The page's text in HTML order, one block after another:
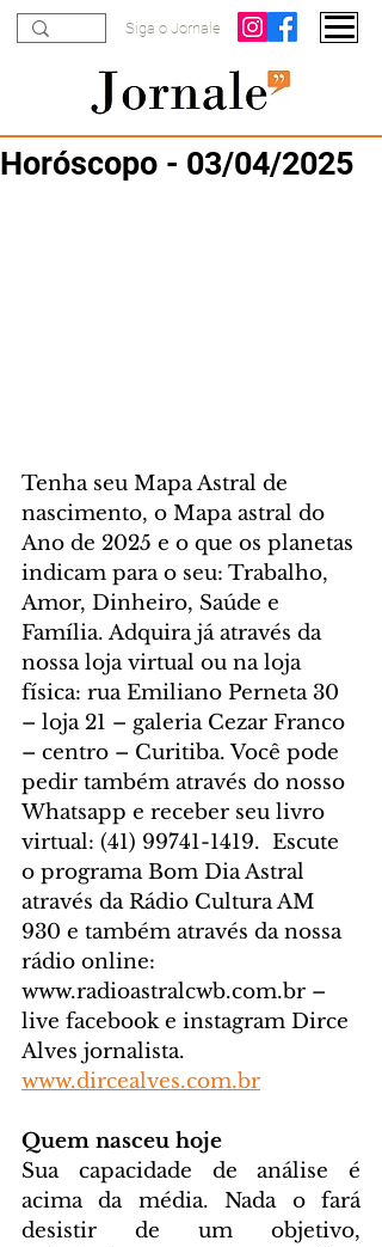
Siga o Jornale
Horóscopo - 03/04/2025
Tenha seu Mapa Astral de
nascimento, o Mapa astral do
Ano de 2025 e o que os planetas
indicam para o seu: Trabalho,
Amor, Dinheiro, Saúde e
Família. Adquira já através da
nossa loja virtual ou na loja
física: rua Emiliano Perneta 30
– loja 21 – galeria Cezar Franco
– centro – Curitiba. Você pode
pedir também através do nosso
Whatsapp e receber seu livro
virtual: (41) 99741-1419. Escute
o programa Bom Dia Astral
através da Rádio Cultura AM
930 e também através da nossa
rádio online:
www.radioastralcwb.com.br –
live facebook e instagram Dirce
Alves jornalista.
www.dircealves.com.br
Quem nasceu hoje
Sua capacidade de análise é
acima da média. Nada o fará
desistir de um objetivo,